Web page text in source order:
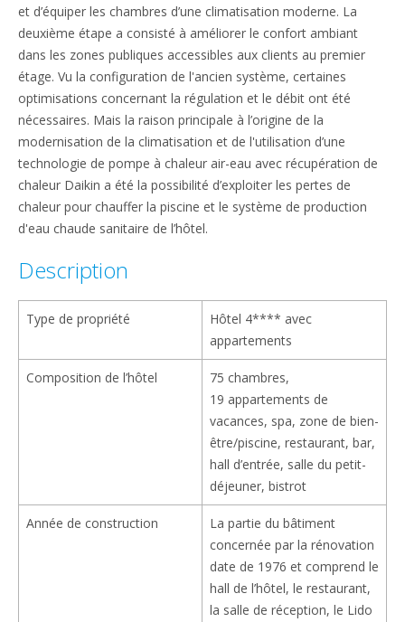
et d’équiper les chambres d’une climatisation moderne. La
deuxième étape a consisté à améliorer le confort ambiant
dans les zones publiques accessibles aux clients au premier
étage. Vu la configuration de l'ancien système, certaines
optimisations concernant la régulation et le débit ont été
nécessaires. Mais la raison principale à l’origine de la
modernisation de la climatisation et de l'utilisation d’une
technologie de pompe à chaleur air-eau avec récupération de
chaleur Daikin a été la possibilité d’exploiter les pertes de
chaleur pour chauffer la piscine et le système de production
d'eau chaude sanitaire de l’hôtel.
Description
Type de propriété
Hôtel 4**** avec
appartements
Composition de l’hôtel
75 chambres,
19 appartements de
vacances, spa, zone de bien-
être/piscine, restaurant, bar,
hall d’entrée, salle du petit-
déjeuner, bistrot
Année de construction
La partie du bâtiment
concernée par la rénovation
date de 1976 et comprend le
hall de l’hôtel, le restaurant,
la salle de réception, le Lido